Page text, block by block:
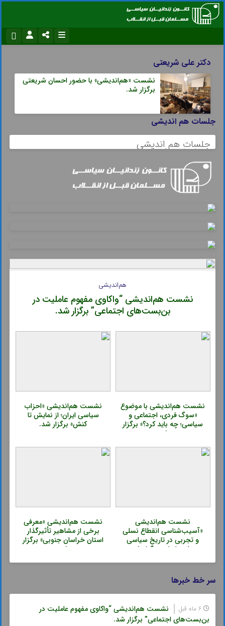
سروش
ایتا
آپارات
رمز عبور
مرا به خاطر بسپار
دکتر علی شریعتی
نشست «هم‌اندیشی» با حضور احسان شریعتی
برگزار شد.
جلسات هم اندیشی
جلسات هم اندیشی
هم‌اندیشی
نشست هم‌اندیشی “واکاوی مفهوم عاملیت در
بن‌بست‌های اجتماعی” برگزار شد.
نشست هم‌اندیشی با موضوع
«سوگ فردی، اجتماعی و
سیاسی؛ چه باید کرد؟» برگزار
شد.
نشست هم‌اندیشی «احزاب
سیاسی ایران؛ از نمایش تا
کنش» برگزار شد.
نشست هم‌اندیشی
«آسیب‌شناسی انقطاع نسلی
و تجربی در تاریخ سیاسی
معاصر ایران» برگزار شد.
نشست هم‌اندیشی «معرفی
برخی از مشاهیر تأثیرگذار
استان خراسان جنوبی» برگزار
شد.
سر خط خبرها
نشست هم‌اندیشی “واکاوی مفهوم عاملیت در
بن‌بست‌های اجتماعی” برگزار شد.